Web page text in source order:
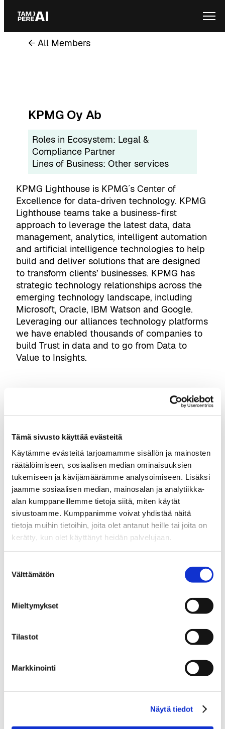
Tämä sivusto käyttää evästeitä
Käytämme evästeitä tarjoamamme sisällön ja mainosten
räätälöimiseen, sosiaalisen median ominaisuuksien
tukemiseen ja kävijämäärämme analysoimiseen. Lisäksi
jaamme sosiaalisen median, mainosalan ja analytiikka-
alan kumppaneillemme tietoja siitä, miten käytät
sivustoamme. Kumppanimme voivat yhdistää näitä
tietoja muihin tietoihin, joita olet antanut heille tai joita on
kerätty, kun olet käyttänyt heidän palvelujaan.
valinta
Välttämätön
Mieltymykset
Tilastot
Markkinointi
Näytä tiedot
Skip
content
← All Members
KPMG Oy Ab
Roles in Ecosystem: Legal &
Compliance Partner
Lines of Business: Other services
KPMG Lighthouse is KPMG´s Center of
Excellence for data-driven technology. KPMG
Lighthouse teams take a business-first
approach to leverage the latest data, data
management, analytics, intelligent automation
and artificial intelligence technologies to help
build and deliver solutions that are designed
to transform clients’ businesses. KPMG has
strategic technology relationships across the
emerging technology landscape, including
Microsoft, Oracle, IBM Watson and Google.
Leveraging our alliances technology platforms
we have enabled thousands of companies to
build Trust in data and to go from Data to
Value to Insights.
tampereai@businesstampere.com
Tampere AI
About Ecosystem
Ecosystem Members
Ecosystem Services
Why Tampere
Contact Information
GPT-Lab –
Tampere AI Research translated to Business
Tampere AI Events & Matchmaking – Over
and a Growing Talent pool
AI Champion – €20 Million to Bring agentic AI